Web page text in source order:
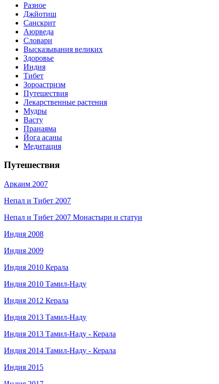
Разное
Джйотиш
Санскрит
Аюрведа
Словари
Высказывания великих
Здоровье
Индия
Тибет
Зороастризм
Путешествия
Лекарственные растения
Мудры
Васту
Пранаяма
Йога асаны
Медитация
Путешествия
Аркаим 2007
Непал и Тибет 2007
Непал и Тибет 2007 Монастыри и статуи
Индия 2008
Индия 2009
Индия 2010 Керала
Индия 2010 Тамил-Наду
Индия 2012 Керала
Индия 2013 Тамил-Наду
Индия 2013 Тамил-Наду - Керала
Индия 2014 Тамил-Наду - Керала
Индия 2015